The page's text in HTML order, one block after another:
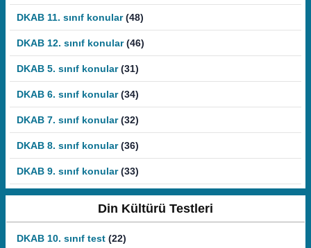
DKAB 11. sınıf konular (48)
DKAB 12. sınıf konular (46)
DKAB 5. sınıf konular (31)
DKAB 6. sınıf konular (34)
DKAB 7. sınıf konular (32)
DKAB 8. sınıf konular (36)
DKAB 9. sınıf konular (33)
Din Kültürü Testleri
DKAB 10. sınıf test (22)